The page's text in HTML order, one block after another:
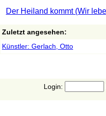
Der Heiland kommt (Wir
Zuletzt angesehen:
Künstler: Gerlach, Otto
Login: